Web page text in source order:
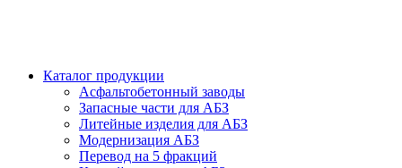
Каталог продукции
Асфальтобетонный заводы
Запасные части для АБЗ
Литейные изделия для АБЗ
Модернизация АБЗ
Перевод на 5 фракций